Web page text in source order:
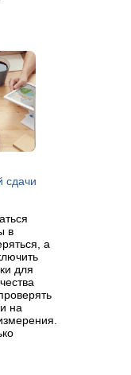
в
а
для
на
сдачи